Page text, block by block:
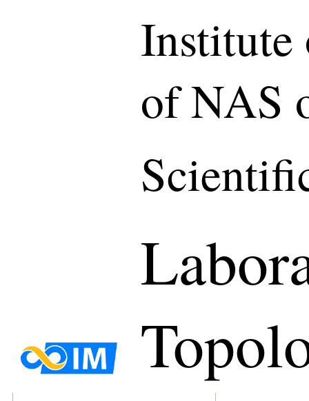
Institute
of NAS